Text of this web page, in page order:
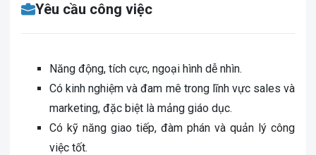
Yêu cầu công việc
Năng động, tích cực, ngoại hình dễ nhìn.
Có kinh nghiệm và đam mê trong lĩnh vực sales và
marketing, đặc biệt là mảng giáo dục.
Có kỹ năng giao tiếp, đàm phán và quản lý công
việc tốt.